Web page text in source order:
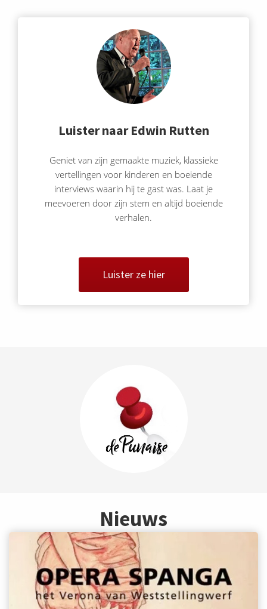
Luister naar Edwin Rutten
Geniet van zijn gemaakte muziek, klassieke
vertellingen voor kinderen en boeiende
interviews waarin hij te gast was. Laat je
meevoeren door zijn stem en altijd boeiende
verhalen.
Luister ze hier
Nieuws